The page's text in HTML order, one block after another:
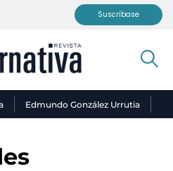
Suscríbase
Edmundo González Urrutia